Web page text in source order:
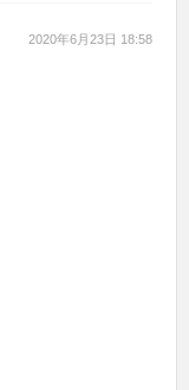
2020年6月23日 18:58